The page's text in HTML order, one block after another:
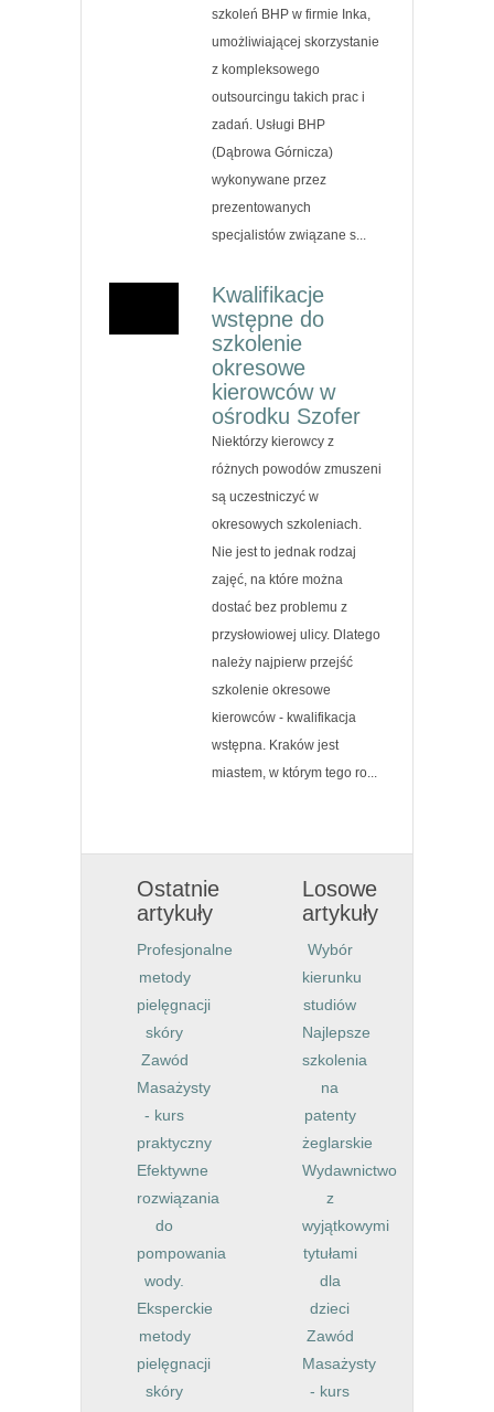
szkoleń BHP w firmie Inka,
umożliwiającej skorzystanie
z kompleksowego
outsourcingu takich prac i
zadań. Usługi BHP
(Dąbrowa Górnicza)
wykonywane przez
prezentowanych
specjalistów związane s...
Kwalifikacje
wstępne do
szkolenie
okresowe
kierowców w
ośrodku Szofer
Niektórzy kierowcy z
różnych powodów zmuszeni
są uczestniczyć w
okresowych szkoleniach.
Nie jest to jednak rodzaj
zajęć, na które można
dostać bez problemu z
przysłowiowej ulicy. Dlatego
należy najpierw przejść
szkolenie okresowe
kierowców - kwalifikacja
wstępna. Kraków jest
miastem, w którym tego ro...
Ostatnie
artykuły
Profesjonalne
metody
pielęgnacji
skóry
Zawód
Masażysty
- kurs
praktyczny
Efektywne
rozwiązania
do
pompowania
wody.
Eksperckie
metody
pielęgnacji
skóry
Losowe
artykuły
Wybór
kierunku
studiów
Najlepsze
szkolenia
na
patenty
żeglarskie
Wydawnictwo
z
wyjątkowymi
tytułami
dla
dzieci
Zawód
Masażysty
- kurs